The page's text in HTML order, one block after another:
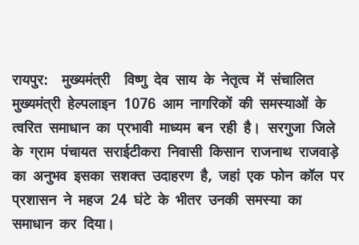
रायपुर: मुख्यमंत्री विष्णु देव साय के नेतृत्व में संचालित
मुख्यमंत्री हेल्पलाइन 1076 आम नागरिकों की समस्याओं के
त्वरित समाधान का प्रभावी माध्यम बन रही है। सरगुजा जिले
के ग्राम पंचायत सराईटीकरा निवासी किसान राजनाथ राजवाड़े
का अनुभव इसका सशक्त उदाहरण है, जहां एक फोन कॉल पर
प्रशासन ने महज 24 घंटे के भीतर उनकी समस्या का
समाधान कर दिया।